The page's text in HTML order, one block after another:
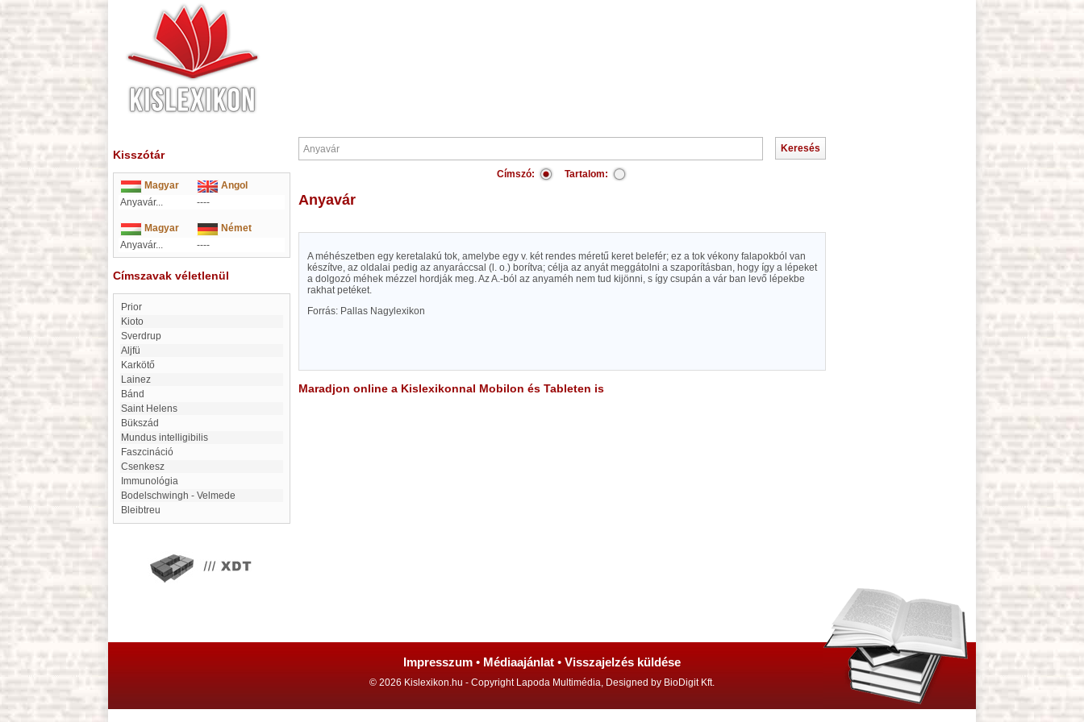
Kisszótár
Magyar
Angol
Anyavár...
----
Magyar
Német
Anyavár...
----
Címszavak véletlenül
Prior
Kioto
Sverdrup
Aljfü
Karkötő
Lainez
Bánd
Saint Helens
Bükszád
mundus intelligibilis
faszcináció
Csenkesz
immunológia
Bodelschwingh - Velmede
Bleibtreu
Címszó: Tartalom:
Anyavár
A méhészetben egy keretalakú tok, amelybe egy v. két rendes méretű keret belefér; ez a tok vékony falapokból van
készítve, az oldalai pedig az anyaráccsal (l. o.) borítva; célja az anyát meggátolni a szaporításban, hogy így a lépeket
a dolgozó méhek mézzel hordják meg. Az A.-ból az anyaméh nem tud kijönni, s így csupán a vár ban levő lépekbe
rakhat petéket.
Forrás: Pallas Nagylexikon
Maradjon online a Kislexikonnal Mobilon és Tableten is
Impresszum • Médiaajánlat • Visszajelzés küldése
© 2026 Kislexikon.hu - Copyright Lapoda Multimédia, Designed by BioDigit Kft.